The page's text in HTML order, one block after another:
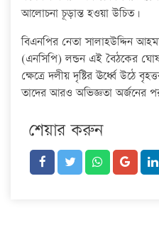
আলোচনা চূড়ান্ত হওয়া উচিত।
বিএনপির নেতা সালাহউদ্দিন
(এনসিপি) লন্ডন এই বৈঠকের
ক্ষেত্রে দলীয় দৃষ্টির ঊর্ধ্বে উঠে
তাদের আরও অভিজ্ঞতা অর্জনের
শেয়ার করুন